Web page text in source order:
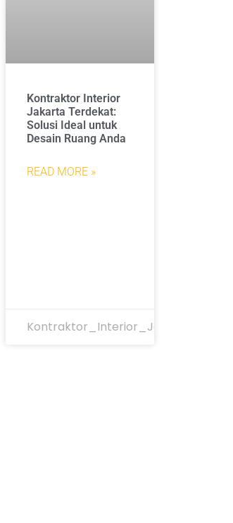
Kontraktor Interior
Jakarta Terdekat:
Solusi Ideal untuk
Desain Ruang Anda
READ MORE »
Kontraktor_Interior_Jakarta